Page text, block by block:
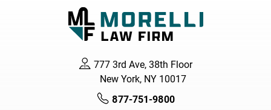
777 3rd Ave, 38th Floor
New York, NY 10017
877-751-9800